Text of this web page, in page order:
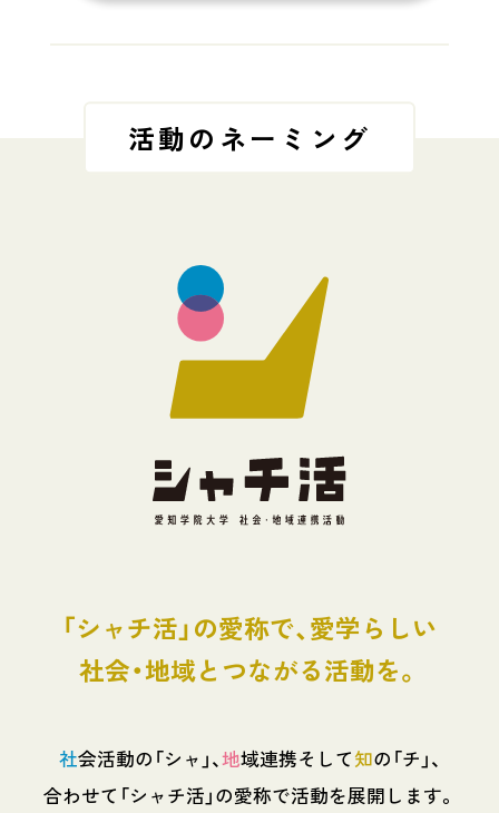
活動のネーミング
「シャチ活」の愛称で、愛学らしい
社会・地域とつながる活動を。
社会活動の「シャ」、地域連携そして知の「チ」、
合わせて「シャチ活」の愛称で活動を展開します。